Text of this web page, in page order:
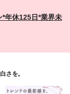
*年休125日*業界未
さを。